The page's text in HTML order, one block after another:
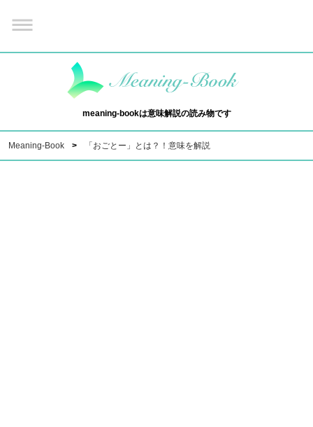
meaning-bookは意味解説の読み物です
Meaning-Book 「おごとー」とは？！意味を解説